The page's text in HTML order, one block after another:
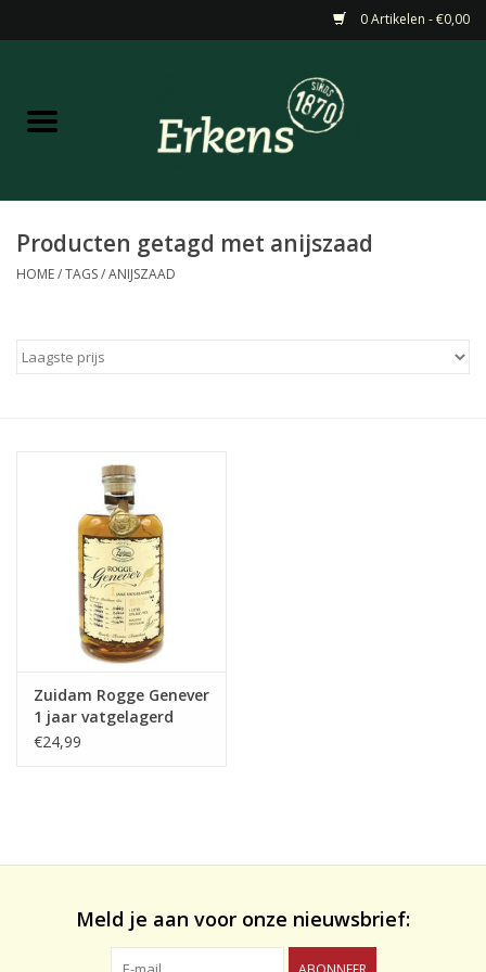
0 Artikelen - €0,00
Home
Barneveldse specialiteiten
Gedistilleerd &
likeuren&Overig
Wijnglazen - openers -karaffen
Producten getagd met anijszaad
HOME/TAGS/ANIJSZAAD
Zuidam Rogge Genever
1 jaar vatgelagerd
100cl.
€24,99
Meld je aan voor onze nieuwsbrief: